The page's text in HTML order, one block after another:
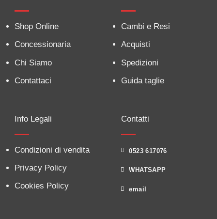
Shop Online
Concessionaria
Chi Siamo
Contattaci
Cambi e Resi
Acquisti
Spedizioni
Guida taglie
Info Legali
Condizioni di vendita
Privacy Policy
Cookies Policy
Contatti
0523 617076
WHATSAPP
email